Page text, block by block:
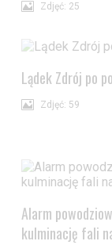
Zdjęć: 25
Lądek Zdrój po
Zdjęć: 59
Alarm
kulminację fali